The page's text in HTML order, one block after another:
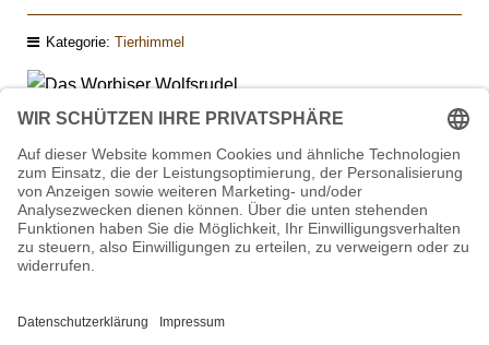
Kategorie: Tierhimmel
Im Jahre 1998 konnten das Deutsche Tierhilfswerk e.V.
und die Aktion Bärenhilfswerke e.V. ein Rudel
Timberwölfe aus einer maroden Privathaltung in
Türkheim befreien. Nach und nach hatte ein begeisterter
Einzeltieren zusammengesetzt und auf 240 m² Rollsplitt